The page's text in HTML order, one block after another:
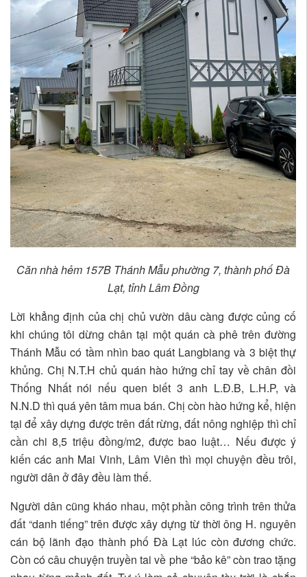
Căn nhà hẻm 157B Thánh Mẫu phường 7, thành phố Đà
Lạt, tỉnh Lâm Đồng
Lời khẳng định của chị chủ vườn dâu càng được củng cố
khi chúng tôi dừng chân tại một quán cà phê trên đường
Thánh Mẫu có tầm nhìn bao quát Langbiang và 3 biệt thự
khủng. Chị N.T.H chủ quán hào hứng chỉ tay về chân đồi
Thống Nhất nói nếu quen biết 3 anh L.Đ.B, L.H.P, và
N.N.D thì quá yên tâm mua bán. Chị còn hào hứng kể, hiện
tại để xây dựng được trên đất rừng, đất nông nghiệp thì chỉ
cần chi 8,5 triệu đồng/m2, được bao luật… Nếu được ý
kiến các anh Mai Vinh, Lâm Viên thì mọi chuyện đều trôi,
người dân ở đây đều làm thế.
Người dân cũng kháo nhau, một phần công trình trên thửa
đất “danh tiếng” trên được xây dựng từ thời ông H. nguyên
cán bộ lãnh đạo thành phố Đà Lạt lúc còn đương chức.
Còn có câu chuyện truyền tai về phe “bảo kê” còn trao tặng